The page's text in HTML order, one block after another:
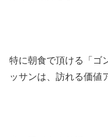
特に朝食で頂ける「ゴ
ッサンは、訪れる価値